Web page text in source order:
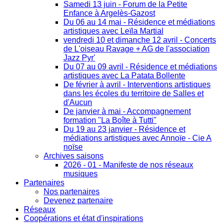
Samedi 13 juin - Forum de la Petite
Enfance à Argelès-Gazost
Du 06 au 14 mai - Résidence et médiations
artistiques avec Leïla Martial
vendredi 10 et dimanche 12 avril - Concerts
de L'oiseau Ravage + AG de l'association
Jazz Pyr'
Du 07 au 09 avril - Résidence et médiations
artistiques avec La Patata Bollente
De février à avril - Interventions artistiques
dans les écoles du territoire de Salles et
d'Aucun
De janvier à mai - Accompagnement
formation "La Boîte à Tutti"
Du 19 au 23 janvier - Résidence et
médiations artistiques avec Annoïe - Cie A
noïse
Archives saisons
2026 - 01 - Manifeste de nos réseaux
musiques
Partenaires
Nos partenaires
Devenez partenaire
Réseaux
Coopérations et état d'inspirations